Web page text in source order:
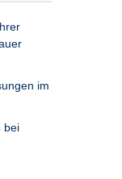
im
bei